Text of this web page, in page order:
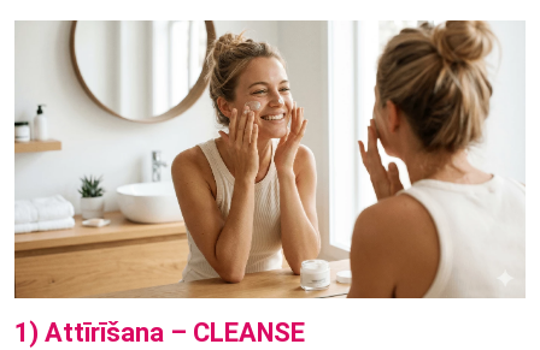
1) Attīrīšana – CLEANSE